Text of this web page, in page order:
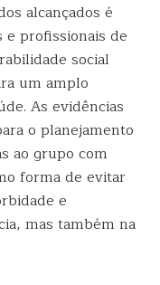
alcançados é
profissionais de
social
um amplo
As evidências
o planejamento
ao grupo com
forma de evitar
e
mas também na